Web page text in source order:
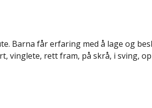
Barna får erfaring med å lage og
vinglete, rett fram, på skrå, i sving,